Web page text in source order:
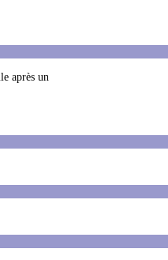
après un